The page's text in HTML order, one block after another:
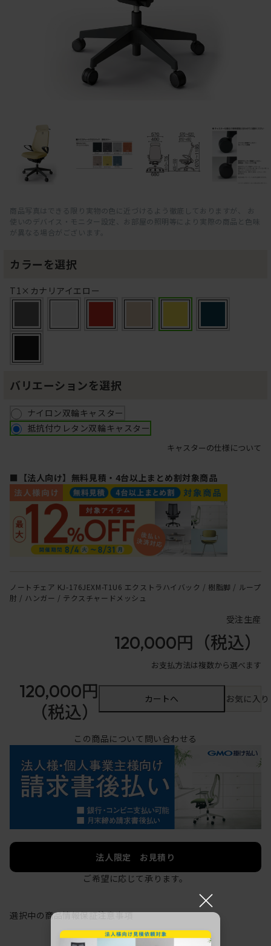
商品写真はできる限り実物の色に近づけるよう徹底しておりますが、 お
使いのデバイス・モニター設定、お部屋の照明等により実際の商品と色味
が異なる場合がございます。
カラーを選択
T1×カナリアイエロー
バリエーションを選択
ナイロン双輪キャスター
抵抗付ウレタン双輪キャスター
キャスターの仕様について
■【法人向け】無料見積・4台以上まとめ割対象商品
ノートチェア KJ-176JEXM-T1U6 エクストラハイバック / 樹脂脚 / ループ
肘 / ハンガー / テクスチャードメッシュ
受注生産
120,000円 （税込）
お支払方法は複数から選べます
120,000円
（税込）
カートへ お気に入
この商品について問い合わせる
法人限定 お見積り
ご希望に応じて承ります。
選択中の商品情報保証注意事項
×